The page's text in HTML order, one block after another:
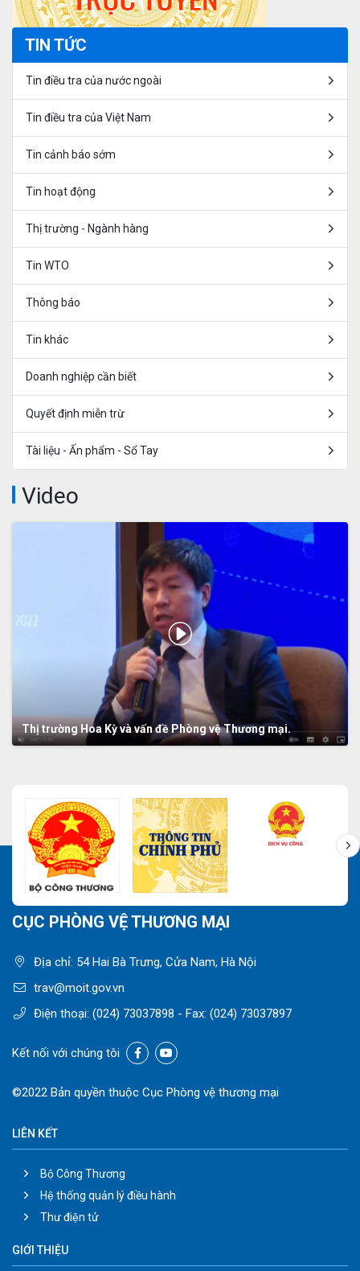
TIN TỨC
Tin điều tra của nước ngoài
Tin điều tra của Việt Nam
Tin cảnh báo sớm
Tin hoạt động
Thị trường - Ngành hàng
Tin WTO
Thông báo
Tin khác
Doanh nghiệp cần biết
Quyết định miễn trừ
Tài liệu - Ấn phẩm - Sổ Tay
Video
Thị trường Hoa Kỳ và vấn đề Phòng vệ Thương mại.
CỤC PHÒNG VỆ THƯƠNG MẠI
Địa chỉ: 54 Hai Bà Trưng, Cửa Nam, Hà Nội
trav@moit.gov.vn
Điện thoại: (024) 73037898 - Fax: (024) 73037897
Kết nối với chúng tôi
©2022 Bản quyền thuộc Cục Phòng vệ thương mại
LIÊN KẾT
Bộ Công Thương
Hệ thống quản lý điều hành
Thư điện tử
GIỚI THIỆU